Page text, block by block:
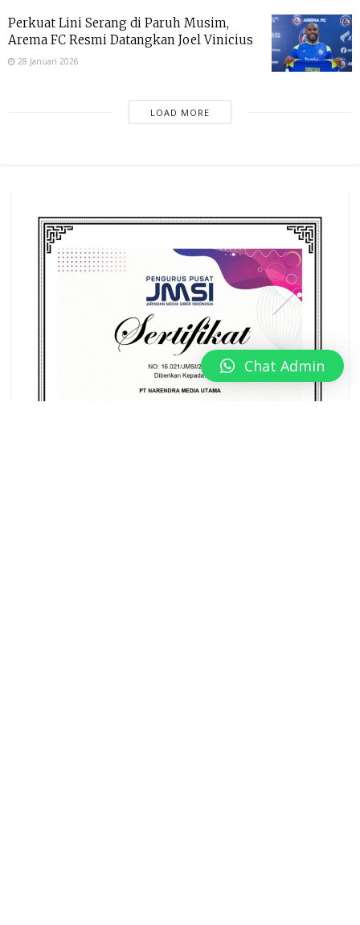
Perkuat Lini Serang di Paruh Musim,
Arema FC Resmi Datangkan Joel Vinicius
28 Januari 2026
LOAD MORE
Chat Admin